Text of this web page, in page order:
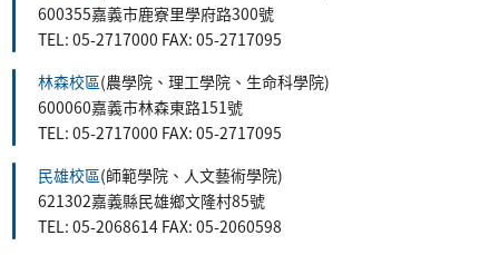
600355嘉義市鹿寮里學府路300號
TEL: 05-2717000 FAX: 05-2717095
林森校區(農學院、理工學院、生命科學院)
600060嘉義市林森東路151號
TEL: 05-2717000 FAX: 05-2717095
民雄校區(師範學院、人文藝術學院)
621302嘉義縣民雄鄉文隆村85號
TEL: 05-2068614 FAX: 05-2060598